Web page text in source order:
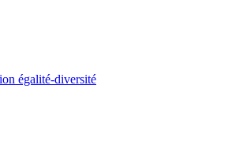
égalité-diversité